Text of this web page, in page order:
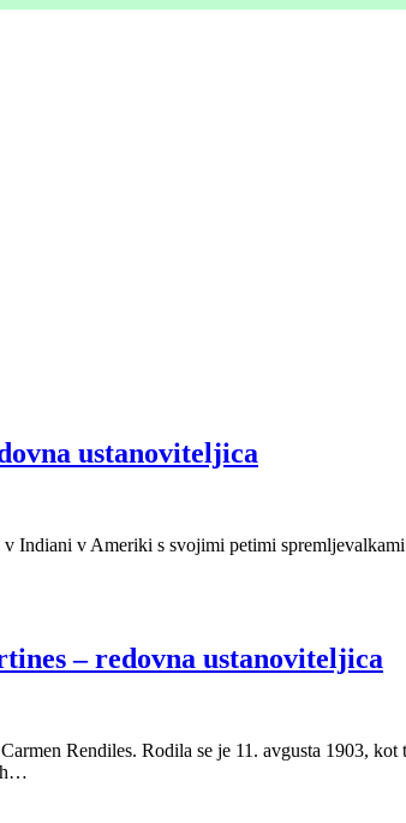
ustanoviteljica
Indiani v Ameriki s svojimi petimi
– redovna ustanoviteljica
Rendiles. Rodila se je 11. avgusta 1903,